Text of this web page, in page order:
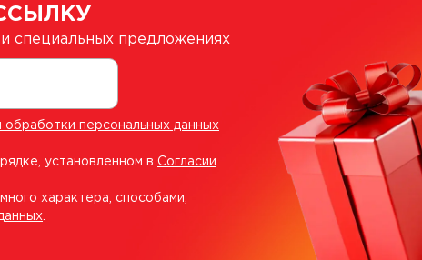
специальных предложениях
обработки персональных данных
установленном в Согласии
характера, способами,